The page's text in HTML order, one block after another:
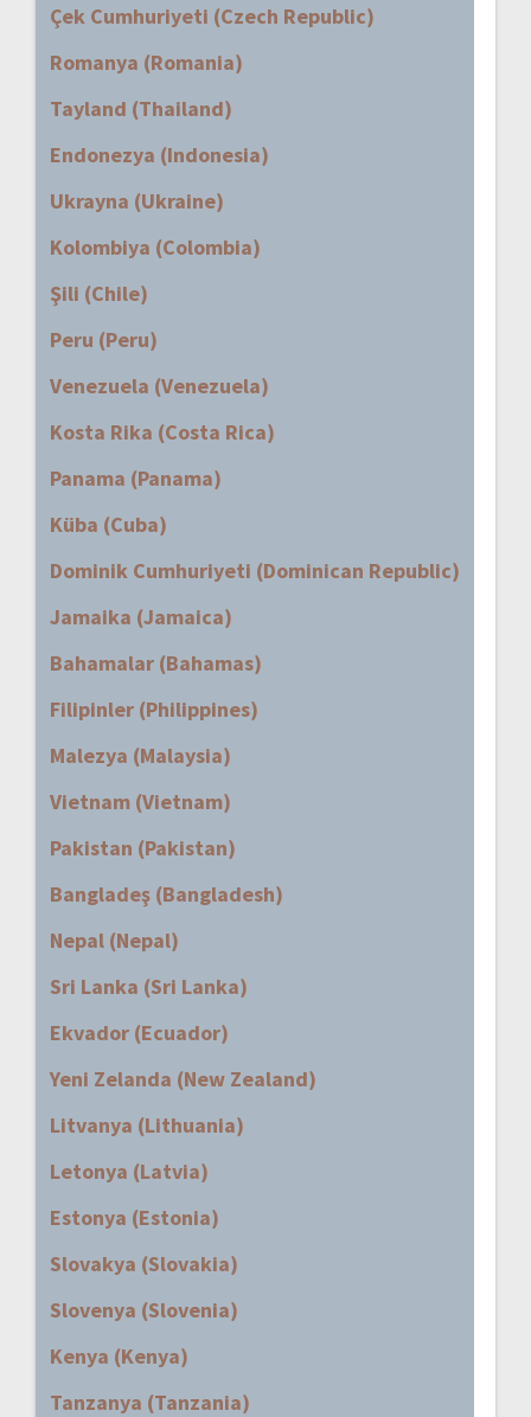
Çek Cumhuriyeti (Czech Republic)
Romanya (Romania)
Tayland (Thailand)
Endonezya (Indonesia)
Ukrayna (Ukraine)
Kolombiya (Colombia)
Şili (Chile)
Peru (Peru)
Venezuela (Venezuela)
Kosta Rika (Costa Rica)
Panama (Panama)
Küba (Cuba)
Dominik Cumhuriyeti (Dominican Republic)
Jamaika (Jamaica)
Bahamalar (Bahamas)
Filipinler (Philippines)
Malezya (Malaysia)
Vietnam (Vietnam)
Pakistan (Pakistan)
Bangladeş (Bangladesh)
Nepal (Nepal)
Sri Lanka (Sri Lanka)
Ekvador (Ecuador)
Yeni Zelanda (New Zealand)
Litvanya (Lithuania)
Letonya (Latvia)
Estonya (Estonia)
Slovakya (Slovakia)
Slovenya (Slovenia)
Kenya (Kenya)
Tanzanya (Tanzania)